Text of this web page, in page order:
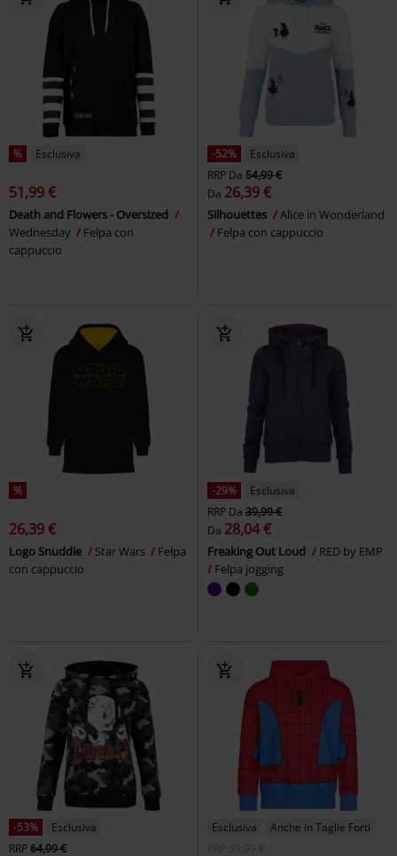
% Esclusiva
51,99 €
Death and Flowers - Oversized
Wednesday
Felpa con
cappuccio
-52%
Esclusiva
RRP Da 54,99 €
Da 26,39 €
Silhouettes
Alice in Wonderland
Felpa con cappuccio
%
26,39 €
Logo Snuddie Star Wars
Felpa
con cappuccio
-29%
Esclusiva
RRP Da 39,99 €
Da 28,04 €
Freaking Out Loud
RED by EMP
Felpa jogging
-53%
Esclusiva
RRP64,99 €
Esclusiva
Anche in Taglie Forti
RRP
59,99 €